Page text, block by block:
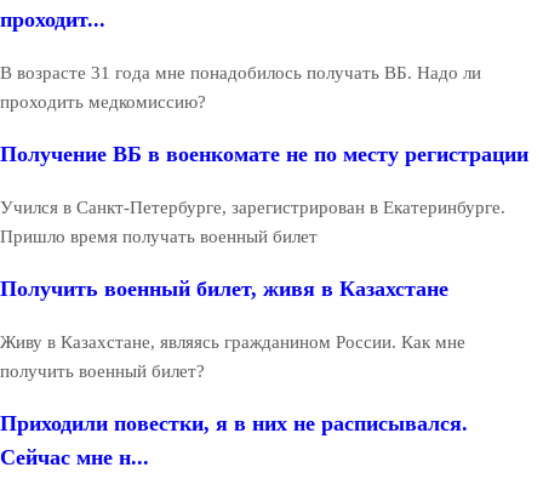
проходит...
В возрасте 31 года мне понадобилось получать ВБ. Надо ли
проходить медкомиссию?
Получение ВБ в военкомате не по месту регистрации
Учился в Санкт-Петербурге, зарегистрирован в Екатеринбурге.
Пришло время получать военный билет
Получить военный билет, живя в Казахстане
Живу в Казахстане, являясь гражданином России. Как мне
получить военный билет?
Приходили повестки, я в них не расписывался.
Сейчас мне н...